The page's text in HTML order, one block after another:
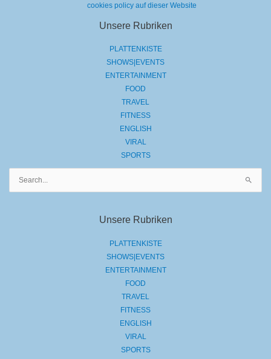
cookies policy auf dieser Website
Unsere Rubriken
PLATTENKISTE
SHOWS|EVENTS
ENTERTAINMENT
FOOD
TRAVEL
FITNESS
ENGLISH
VIRAL
SPORTS
Unsere Rubriken
PLATTENKISTE
SHOWS|EVENTS
ENTERTAINMENT
FOOD
TRAVEL
FITNESS
ENGLISH
VIRAL
SPORTS